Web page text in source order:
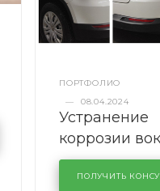
ПОРТФОЛИО
—
08.04.2024
Устранение
коррозии
лобового
районе
ПОЛУЧИТЬ